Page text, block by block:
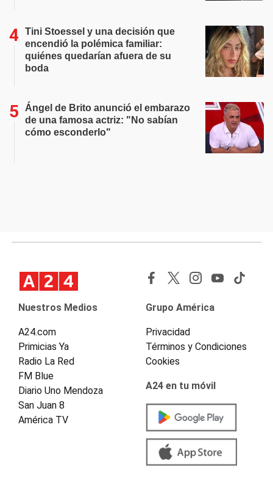
Tini Stoessel y una decisión que
encendió la polémica familiar:
quiénes quedarían afuera de su
boda
Ángel de Brito anunció el embarazo
de una famosa actriz: "No sabían
cómo esconderlo"
Nuestros Medios
A24.com
Primicias Ya
Radio La Red
FM Blue
Diario Uno Mendoza
San Juan 8
América TV
Grupo América
Privacidad
Términos y Condiciones
Cookies
A24 en tu móvil